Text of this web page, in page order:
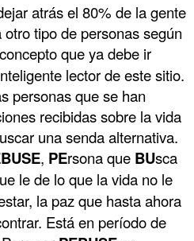
atrás el 80% de la gente
tipo de personas según
que ya debe ir
lector de este sitio.
personas que se han
recibidas sobre la vida
una senda alternativa.
, PErsona que BUsca
le de lo que la vida no le
la paz que hasta ahora
Está en período de